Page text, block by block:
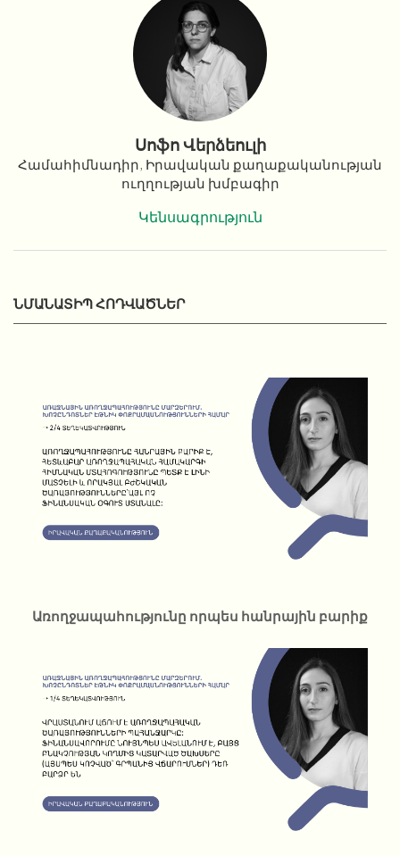
Սոֆո Վերձեուլի
Համահիմնադիր, Իրավական քաղաքականության
ուղղության խմբագիր
Կենսագրություն
ՆՄԱՆԱՏԻՊ ՀՈԴՎԱԾՆԵՐ
Առողջապահությունը որպես հանրային բարիք